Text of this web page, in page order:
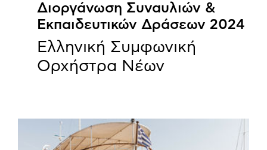
Διοργάνωση Συναυλιών &
Εκπαιδευτικών Δράσεων 2024
Ελληνική Συμφωνική
Ορχήστρα Νέων